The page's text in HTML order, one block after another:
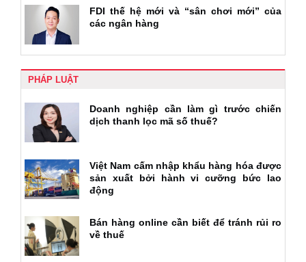
FDI thế hệ mới và “sân chơi mới” của
các ngân hàng
PHÁP LUẬT
Doanh nghiệp cần làm gì trước chiến
dịch thanh lọc mã số thuế?
Việt Nam cấm nhập khẩu hàng hóa được
sản xuất bởi hành vi cưỡng bức lao
động
Bán hàng online cần biết để tránh rủi ro
về thuế